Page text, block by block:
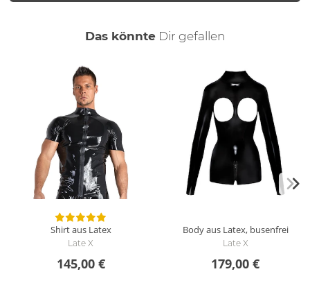
Das könnte Dir auch
gefallen
Shirt aus Latex
Late X
145,00 €
Body aus Latex, busenfrei
Late X
179,00 €